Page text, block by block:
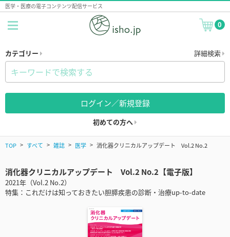
医学・医療の電子コンテンツ配信サービス
0
カテゴリー 詳細検索
ログイン／新規登録
初めての方へ
TOP すべて 雑誌 医学 消化器クリニカルアップデート Vol.2 No.2
消化器クリニカルアップデート Vol.2 No.2【電子版】
2021年（Vol.2 No.2）
特集：これだけは知っておきたい胆膵疾患の診断・治療up-to-date